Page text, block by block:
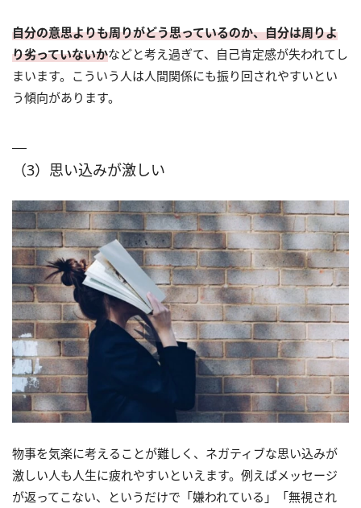
自分の意思よりも周りがどう思っているのか、自分は周りよ
り劣っていないかなどと考え過ぎて、自己肯定感が失われてし
まいます。こういう人は人間関係にも振り回されやすいとい
う傾向があります。
（3）思い込みが激しい
物事を気楽に考えることが難しく、ネガティブな思い込みが
激しい人も人生に疲れやすいといえます。例えばメッセージ
が返ってこない、というだけで「嫌われている」「無視され